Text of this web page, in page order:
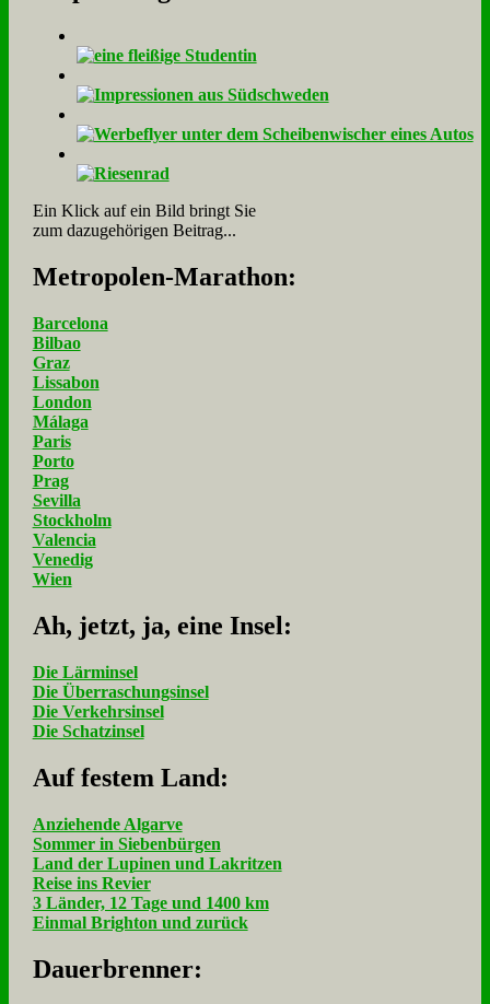
Ein Klick auf ein Bild bringt Sie
zum dazugehörigen Beitrag...
Me­tro­po­len-Ma­ra­thon:
Barcelona
Bilbao
Graz
Lissabon
London
Málaga
Paris
Porto
Prag
Sevilla
Stockholm
Valencia
Venedig
Wien
Ah, jetzt, ja, ei­ne In­sel:
Die Lärminsel
Die Überraschungsinsel
Die Verkehrsinsel
Die Schatzinsel
Auf fe­stem Land:
Anziehende Algarve
Sommer in Siebenbürgen
Land der Lupinen und Lakritzen
Reise ins Revier
3 Länder, 12 Tage und 1400 km
Einmal Brighton und zurück
Dau­er­bren­ner: